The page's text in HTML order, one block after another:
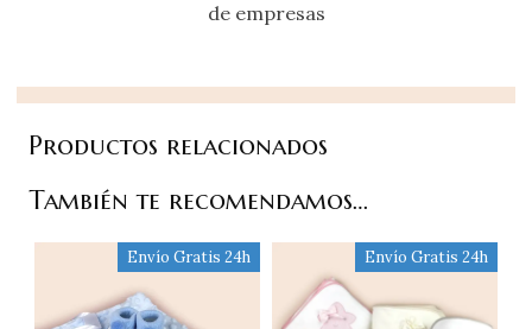
de empresas
Productos relacionados
También te recomendamos…
Envío Gratis 24h Envío Gratis 24h